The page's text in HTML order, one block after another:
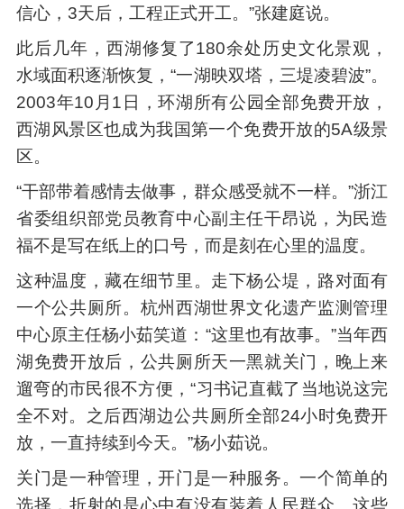
信心，3天后，工程正式开工。”张建庭说。
此后几年，西湖修复了180余处历史文化景观，
水域面积逐渐恢复，“一湖映双塔，三堤凌碧波”。
2003年10月1日，环湖所有公园全部免费开放，
西湖风景区也成为我国第一个免费开放的5A级景
区。
“干部带着感情去做事，群众感受就不一样。”浙江
省委组织部党员教育中心副主任干昂说，为民造
福不是写在纸上的口号，而是刻在心里的温度。
这种温度，藏在细节里。走下杨公堤，路对面有
一个公共厕所。杭州西湖世界文化遗产监测管理
中心原主任杨小茹笑道：“这里也有故事。”当年西
湖免费开放后，公共厕所天一黑就关门，晚上来
遛弯的市民很不方便，“习书记直截了当地说这完
全不对。之后西湖边公共厕所全部24小时免费开
放，一直持续到今天。”杨小茹说。
关门是一种管理，开门是一种服务。一个简单的
选择，折射的是心中有没有装着人民群众。这些